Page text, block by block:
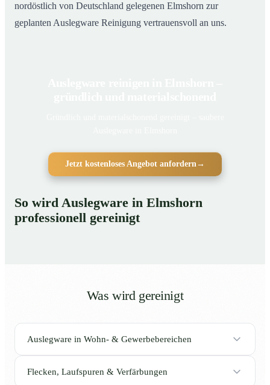
nordöstlich von Deutschland gelegenen Elmshorn zur
geplanten Auslegware Reinigung vertrauensvoll an uns.
Jetzt kostenloses Angebot anfordern→
So wird Auslegware in Elmshorn
professionell gereinigt
Was wird gereinigt
Auslegware in Wohn- & Gewerbebereichen
Flecken, Laufspuren & Verfärbungen